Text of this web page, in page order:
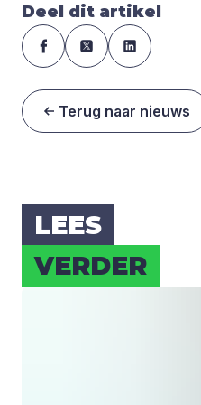
Deel dit artikel
Terug naar nieuws
LEES
VER­DER